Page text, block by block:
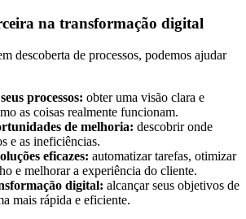
na transformação digital
descoberta de processos, podemos ajudar
processos: obter uma visão clara e
as coisas realmente funcionam.
de melhoria: descobrir onde
e as ineficiências.
eficazes: automatizar tarefas, otimizar
e melhorar a experiência do cliente.
digital: alcançar seus objetivos de
mais rápida e eficiente.